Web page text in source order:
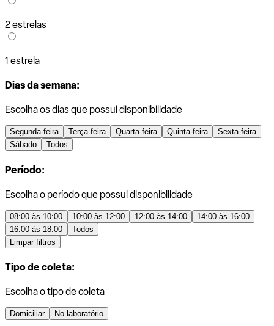
2 estrelas
1 estrela
Dias da semana:
Escolha os dias que possui disponibilidade
Segunda-feira Terça-feira Quarta-feira Quinta-feira
Sexta-feira
Sábado
Todos
Período:
Escolha o período que possui disponibilidade
08:00 às 10:00 10:00 às 12:00 12:00 às 14:00
14:00 às 16:00
16:00 às 18:00
Todos
Limpar filtros
Tipo de coleta:
Escolha o tipo de coleta
Domiciliar No laboratório